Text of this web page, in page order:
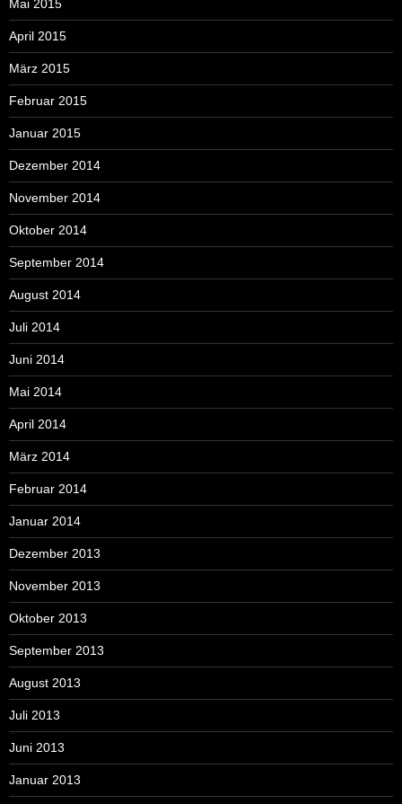
Mai 2015
April 2015
März 2015
Februar 2015
Januar 2015
Dezember 2014
November 2014
Oktober 2014
September 2014
August 2014
Juli 2014
Juni 2014
Mai 2014
April 2014
März 2014
Februar 2014
Januar 2014
Dezember 2013
November 2013
Oktober 2013
September 2013
August 2013
Juli 2013
Juni 2013
Januar 2013